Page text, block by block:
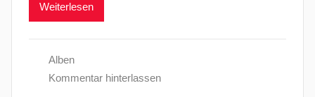
Weiterlesen
Alben
Kommentar hinterlassen